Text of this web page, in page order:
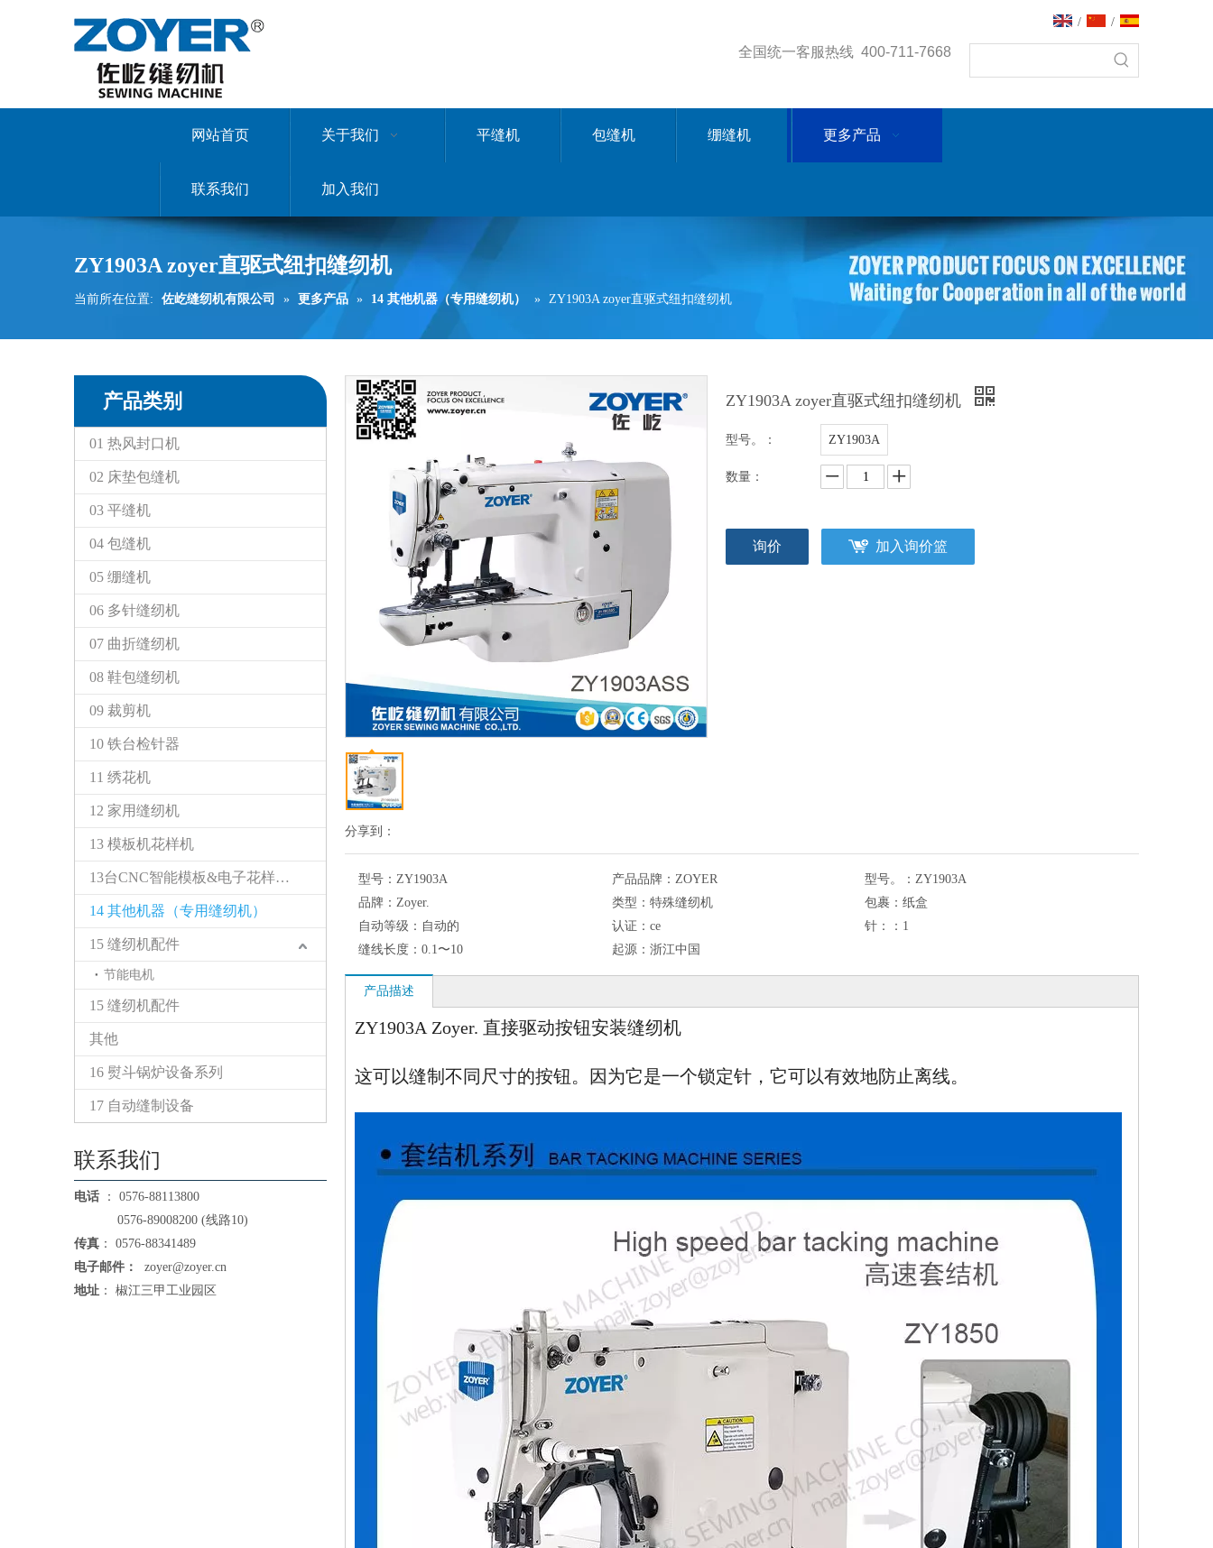
/ /
全国统一客服热线 400-711-7668
网站首页 关于我们 平缝机 包缝机 绷缝机 更多产品
联系我们 加入我们
ZY1903A zoyer直驱式纽扣缝纫机
当前所在位置: 佐屹缝纫机有限公司 » 更多产品 » 14 其他机器（专用缝纫机） » ZY1903A zoyer直驱式纽扣缝纫机
产品类别
01 热风封口机
02 床垫包缝机
03 平缝机
04 包缝机
05 绷缝机
06 多针缝纫机
07 曲折缝纫机
08 鞋包缝纫机
09 裁剪机
10 铁台检针器
11 绣花机
12 家用缝纫机
13 模板机花样机
13台CNC智能模板&电子花样缝纫机
14 其他机器（专用缝纫机）
15 缝纫机配件
节能电机
15 缝纫机配件
其他
16 熨斗锅炉设备系列
17 自动缝制设备
联系我们
电话 ： 0576-88113800
0576-89008200 (线路10)
传真 ： 0576-88341489
电子邮件：
zoyer@zoyer.cn
地址 ： 椒江三甲工业园区
分享到：
ZY1903A zoyer直驱式纽扣缝纫机
型号。： ZY1903A
数量：
询价 加入询价篮
型号： ZY1903A 产品品牌： ZOYER 型号。： ZY1903A
品牌： Zoyer. 类型： 特殊缝纫机 包裹： 纸盒
自动等级： 自动的 认证： ce 针：： 1
缝线长度： 0.1〜10 起源： 浙江中国
产品描述
ZY1903A Zoyer. 直接驱动按钮安装缝纫机
这可以缝制不同尺寸的按钮。因为它是一个锁定针，它可以有效地防止离线。